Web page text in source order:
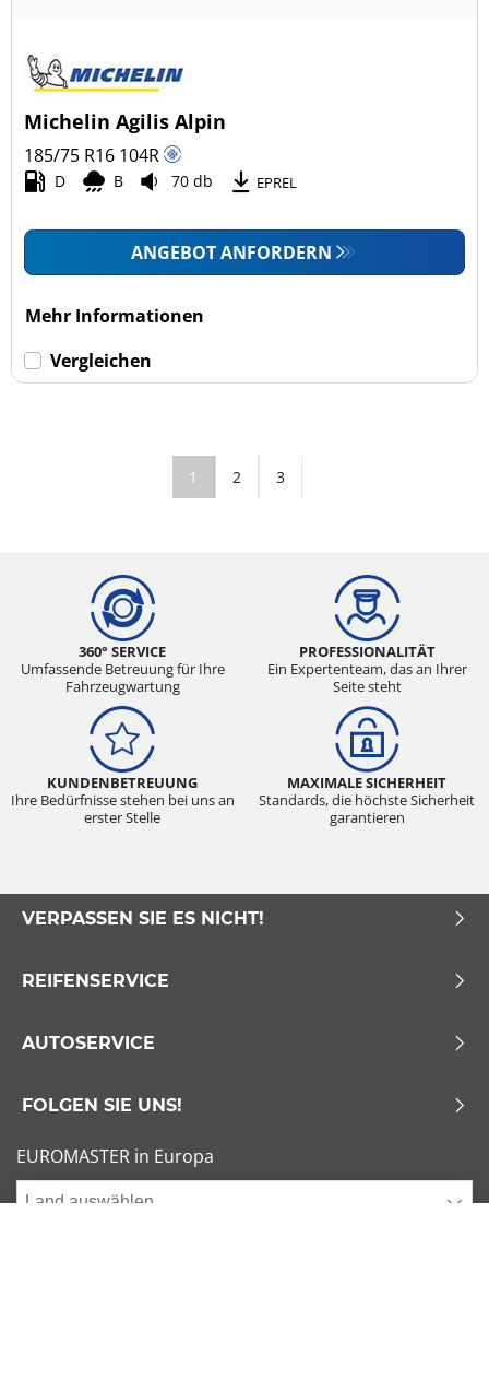
Michelin Agilis Alpin
185/75 R16 104R
D B 70 db EPREL
ANGEBOT ANFORDERN
Mehr Informationen
Vergleichen
1 2 3
360° SERVICE
Umfassende Betreuung für Ihre
Fahrzeugwartung
PROFESSIONALITÄT
Ein Expertenteam, das an Ihrer
Seite steht
KUNDENBETREUUNG
Ihre Bedürfnisse stehen bei uns an
erster Stelle
MAXIMALE SICHERHEIT
Standards, die höchste Sicherheit
garantieren
VERPASSEN SIE ES NICHT!
REIFENSERVICE
AUTOSERVICE
FOLGEN SIE UNS!
EUROMASTER in Europa
Land auswählen